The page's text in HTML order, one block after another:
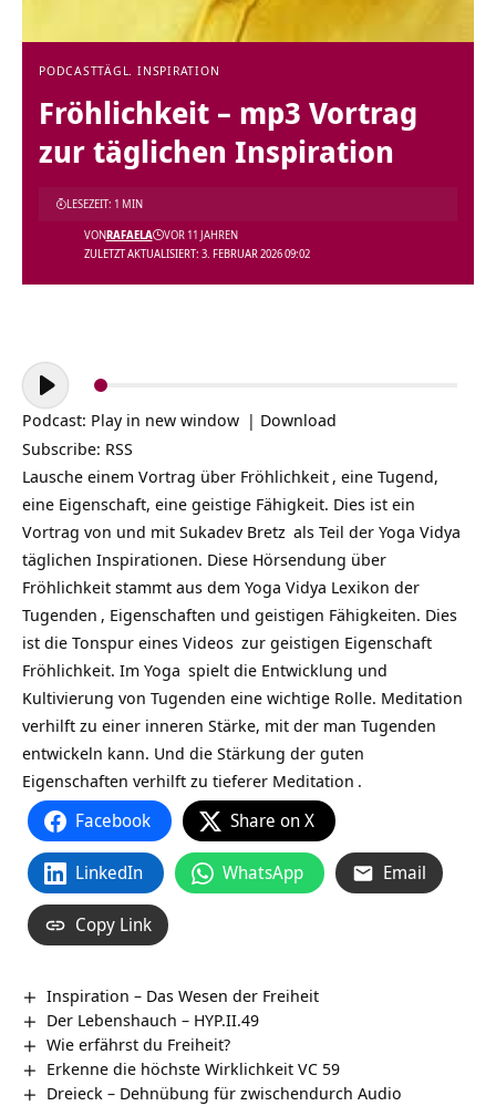
PODCASTTÄGL. INSPIRATION
Fröhlichkeit – mp3 Vortrag
zur täglichen Inspiration
ZULETZT AKTUALISIERT: 3. FEBRUAR 2026 09:02
VONRAFAELA VOR 11 JAHREN
LESEZEIT: 1 MIN
Audio-
Player
Podcast: Play in new window | Download
Subscribe: RSS
Lausche einem Vortrag über Fröhlichkeit , eine Tugend,
eine Eigenschaft, eine geistige Fähigkeit. Dies ist ein
Vortrag von und mit Sukadev Bretz als Teil der Yoga Vidya
täglichen Inspirationen. Diese Hörsendung über
Fröhlichkeit stammt aus dem Yoga Vidya Lexikon der
Tugenden , Eigenschaften und geistigen Fähigkeiten. Dies
ist die Tonspur eines Videos zur geistigen Eigenschaft
Fröhlichkeit. Im Yoga spielt die Entwicklung und
Kultivierung von Tugenden eine wichtige Rolle. Meditation
verhilft zu einer inneren Stärke, mit der man Tugenden
entwickeln kann. Und die Stärkung der guten
Eigenschaften verhilft zu tieferer Meditation .
Facebook Share on X
LinkedIn WhatsApp Email
Copy Link
Inspiration – Das Wesen der Freiheit
Der Lebenshauch – HYP.II.49
Wie erfährst du Freiheit?
Erkenne die höchste Wirklichkeit VC 59
Dreieck – Dehnübung für zwischendurch Audio